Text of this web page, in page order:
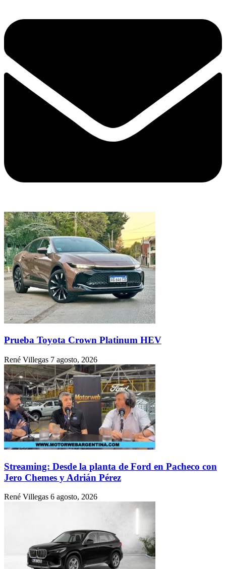
Prueba Toyota Crown Platinum HEV
René Villegas 7 agosto, 2026
Streaming: Desde la planta de Ford en Pacheco con
Jero Chemes y Adrián Pérez
René Villegas 6 agosto, 2026